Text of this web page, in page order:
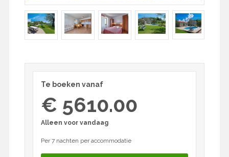
Te boeken vanaf
€ 5610.00
Alleen voor vandaag
Per 7 nachten per accommodatie